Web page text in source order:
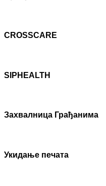
CROSSCARE
SIPHEALTH
Захвалница Грађанима
Укидање печата